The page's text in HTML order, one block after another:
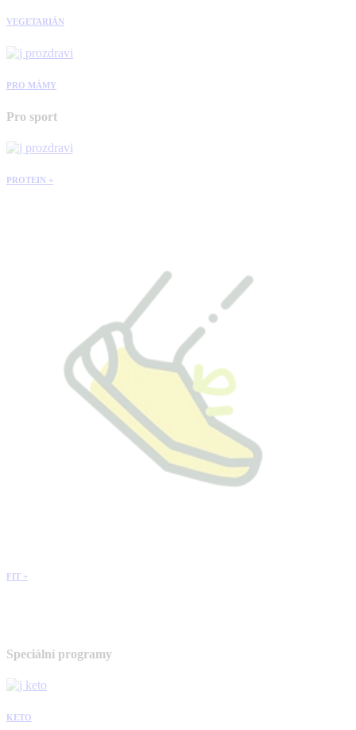
VEGETARIÁN
PRO MÁMY
Pro sport
PROTEIN +
FIT +
Speciální programy
KETO